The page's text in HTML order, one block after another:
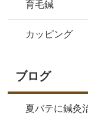
育毛鍼
カッピング
ブログ
夏バテに鍼灸